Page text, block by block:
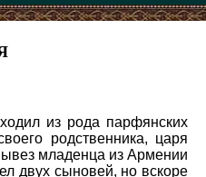
из рода парфянских
родственника, царя
младенца из Армении
двух сыновей, но вскоре